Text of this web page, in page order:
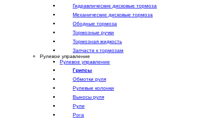
Гидравлические дисковые тормоза
Механические дисковые тормоза
Ободные тормоза
Тормозные ручки
Тормозная жидкость
Запчасти к тормозам
Рулевое управление
Рулевое управление
Грипсы
Обмотки руля
Рулевые колонки
Выносы руля
Рули
Рога